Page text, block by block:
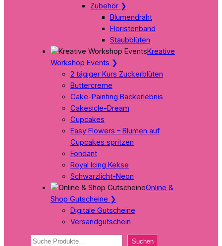
Zubehör ❯
Blumendraht
Floristenband
Staubblüten
Kreative
Workshop Events ❯
2 tägiger Kurs Zuckerblüten
Buttercreme
Cake-Painting Backerlebnis
Cakesicle-Dream
Cupcakes
Easy Flowers – Blumen auf
Cupcakes spritzen
Fondant
Royal Icing Kekse
Schwarzlicht-Neon
Online &
Shop Gutscheine ❯
Digitale Gutscheine
Versandgutschein
Suchen Suchen